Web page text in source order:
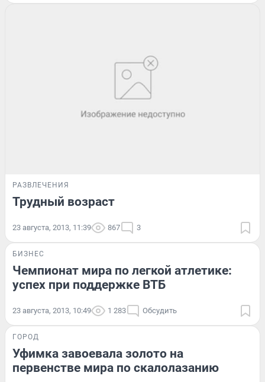
РАЗВЛЕЧЕНИЯ
Трудный возраст
23 августа, 2013, 11:39 867 3
БИЗНЕС
Чемпионат мира по легкой атлетике:
успех при поддержке ВТБ
23 августа, 2013, 10:49 1 283 Обсудить
ГОРОД
Уфимка завоевала золото на
первенстве мира по скалолазанию